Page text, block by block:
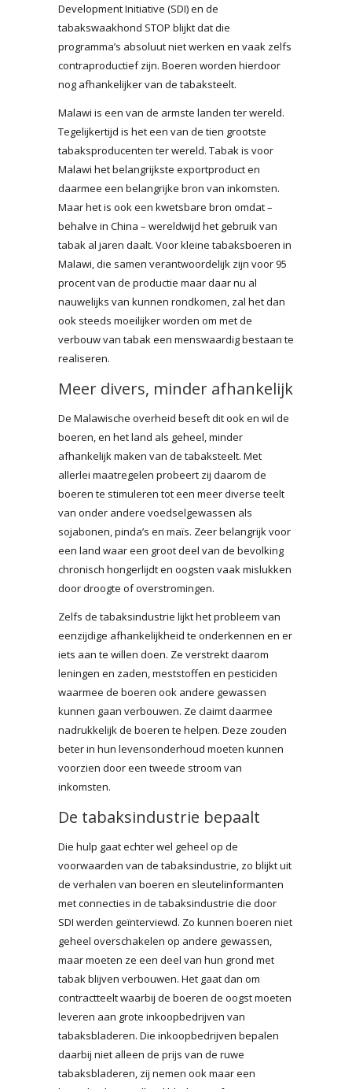
Development Initiative (SDI) en de
tabakswaakhond STOP blijkt dat die
programma’s absoluut niet werken en vaak zelfs
contraproductief zijn. Boeren worden hierdoor
nog afhankelijker van de tabaksteelt.
Malawi is een van de armste landen ter wereld.
Tegelijkertijd is het een van de tien grootste
tabaksproducenten ter wereld. Tabak is voor
Malawi het belangrijkste exportproduct en
daarmee een belangrijke bron van inkomsten.
Maar het is ook een kwetsbare bron omdat –
behalve in China – wereldwijd het gebruik van
tabak al jaren daalt. Voor kleine tabaksboeren in
Malawi, die samen verantwoordelijk zijn voor 95
procent van de productie maar daar nu al
nauwelijks van kunnen rondkomen, zal het dan
ook steeds moeilijker worden om met de
verbouw van tabak een menswaardig bestaan te
realiseren.
Meer divers, minder afhankelijk
De Malawische overheid beseft dit ook en wil de
boeren, en het land als geheel, minder
afhankelijk maken van de tabaksteelt. Met
allerlei maatregelen probeert zij daarom de
boeren te stimuleren tot een meer diverse teelt
van onder andere voedselgewassen als
sojabonen, pinda’s en maïs. Zeer belangrijk voor
een land waar een groot deel van de bevolking
chronisch hongerlijdt en oogsten vaak mislukken
door droogte of overstromingen.
Zelfs de tabaksindustrie lijkt het probleem van
eenzijdige afhankelijkheid te onderkennen en er
iets aan te willen doen. Ze verstrekt daarom
leningen en zaden, meststoffen en pesticiden
waarmee de boeren ook andere gewassen
kunnen gaan verbouwen. Ze claimt daarmee
nadrukkelijk de boeren te helpen. Deze zouden
beter in hun levensonderhoud moeten kunnen
voorzien door een tweede stroom van
inkomsten.
De tabaksindustrie bepaalt
Die hulp gaat echter wel geheel op de
voorwaarden van de tabaksindustrie, zo blijkt uit
de verhalen van boeren en sleutelinformanten
met connecties in de tabaksindustrie die door
SDI werden geïnterviewd. Zo kunnen boeren niet
geheel overschakelen op andere gewassen,
maar moeten ze een deel van hun grond met
tabak blijven verbouwen. Het gaat dan om
contractteelt waarbij de boeren de oogst moeten
leveren aan grote inkoopbedrijven van
tabaksbladeren. Die inkoopbedrijven bepalen
daarbij niet alleen de prijs van de ruwe
tabaksbladeren, zij nemen ook maar een